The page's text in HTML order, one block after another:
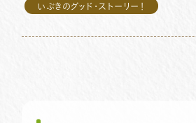
いぶきのグッド・ストーリー！